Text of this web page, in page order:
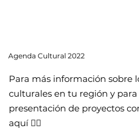
AgendaCultural 2022
Para más información sobre
culturales en tu región y para
presentación de proyectos
aquí 👇🏻